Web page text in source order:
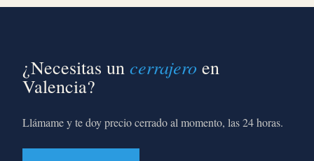
¿Necesitas un cerrajero en
Valencia?
Llámame y te doy precio cerrado al momento, las 24 horas.